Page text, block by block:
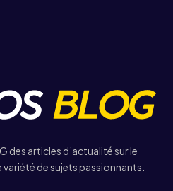
des articles d’actualité sur le
de sujets passionnants.